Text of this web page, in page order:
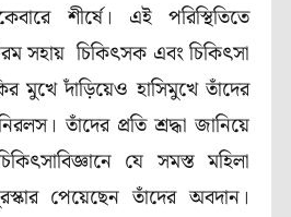
শীর্ষে। এই পরিস্থিতিতে
সহায় চিকিৎসক এবং চিকিৎসা
মুখে দাঁড়িয়েও হাসিমুখে তাঁদের
তাঁদের প্রতি শ্রদ্ধা জানিয়ে
যে সমস্ত মহিলা
পেয়েছেন তাঁদের অবদান।